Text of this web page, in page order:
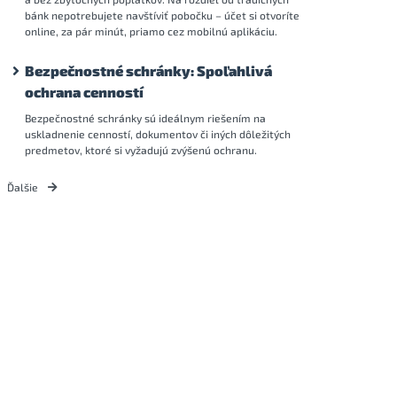
bánk nepotrebujete navštíviť pobočku – účet si otvoríte
online, za pár minút, priamo cez mobilnú aplikáciu.
Bezpečnostné schránky: Spoľahlivá
ochrana cenností
Bezpečnostné schránky sú ideálnym riešením na
uskladnenie cenností, dokumentov či iných dôležitých
predmetov, ktoré si vyžadujú zvýšenú ochranu.
Ďalšie